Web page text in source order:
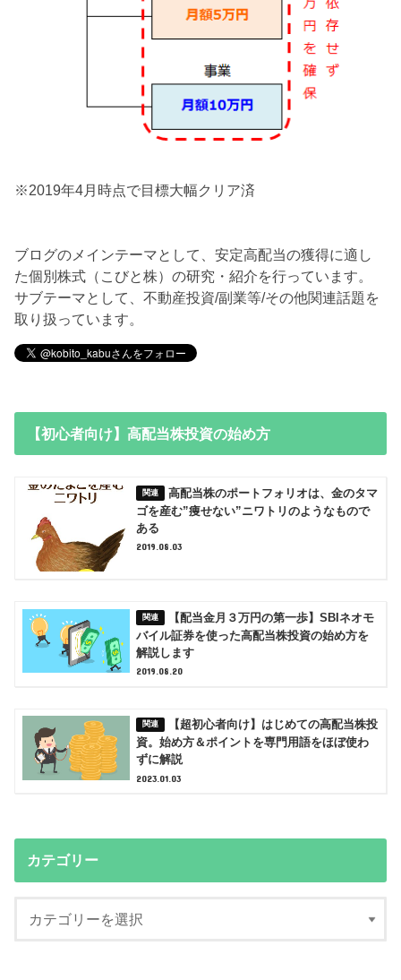
※2019年4月時点で目標大幅クリア済
ブログのメインテーマとして、安定高配当の獲得に適し
た個別株式（こびと株）の研究・紹介を行っています。
サブテーマとして、不動産投資/副業等/その他関連話題を
取り扱っています。
【初心者向け】高配当株投資の始め方
高配当株のポートフォリオは、金のタマ
ゴを産む”痩せない”ニワトリのようなもので
ある
2019.08.03
【配当金月３万円の第一歩】SBIネオモ
バイル証券を使った高配当株投資の始め方を
解説します
2019.08.20
【超初心者向け】はじめての高配当株投
資。始め方＆ポイントを専門用語をほぼ使わ
ずに解説
2023.01.03
カテゴリー